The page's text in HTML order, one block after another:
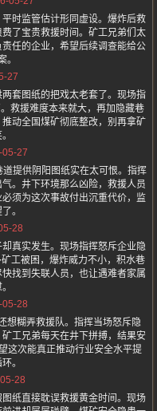
时监管估计形同虚设。爆炸后救
了宝贵救援时间。矿工兄弟们太
任的企业，希望后续调查能给公
。
27
套图纸的把戏太老套了。现场指
救援难度本来就大，再加隐藏巷
动全国煤矿彻底整改，别再拿矿
27
提供阴阳图纸实在太可恨。指挥
。井下环境那么凶险，救援人员
须为这次事故付出沉重代价，监
。
28
真实发生。现场指挥怒斥企业隐
工被困，爆炸威力不小，积水巷
找到失联人员，也让遇难者家属
28
想糊弄救援队。指挥当场怒斥隐
工兄弟每天在井下拼搏，结果安
这次能真正推动行业安全水平提
。
28
纸直接耽误救援黄金时间。现场